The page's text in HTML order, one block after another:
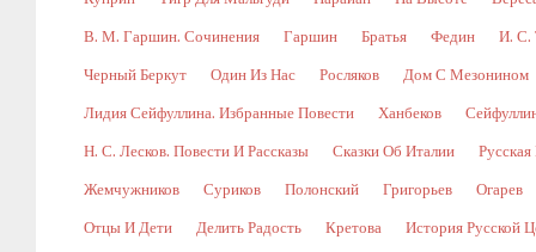
В. М. Гаршин. Сочинения Гаршин Братья Федин И. С.
Черный Беркут Один Из Нас Росляков Дом С Мезонином
Лидия Сейфуллина. Избранные Повести Ханбеков
Н. С. Лесков. Повести И Рассказы Сказки Об Италии
Жемчужников Суриков Полонский Григорьев Огарев
Отцы И Дети Делить Радость Кретова История Русской